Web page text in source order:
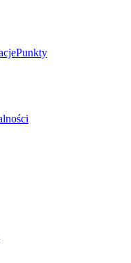
Punkty